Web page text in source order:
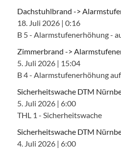
Dachstuhlbrand ->
18. Juli 2026 | 0:16
B 5 - Alarmstufenerhöhung -
Zimmerbrand ->
5. Juli 2026 | 15:04
B 4 - Alarmstufenerhöhung
Sicherheitswache DTM
5. Juli 2026 | 6:00
THL 1 - Sicherheitswache
Sicherheitswache DTM
4. Juli 2026 | 6:00